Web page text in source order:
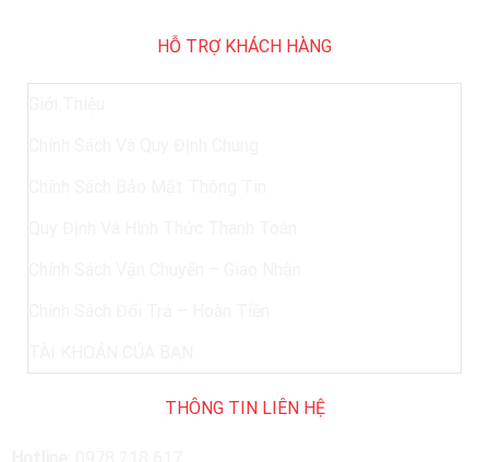
HỖ TRỢ KHÁCH HÀNG
THÔNG TIN LIÊN HỆ